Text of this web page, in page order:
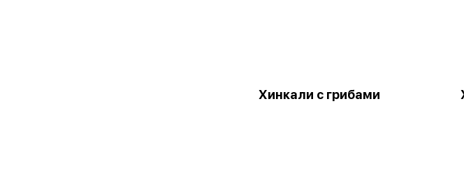
Хинкали с грибами